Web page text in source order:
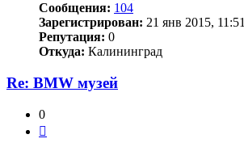
Сообщения: 104
Зарегистрирован: 21 янв 2015, 11:51
Репутация: 0
Откуда: Калининград
Re: BMW музей
0